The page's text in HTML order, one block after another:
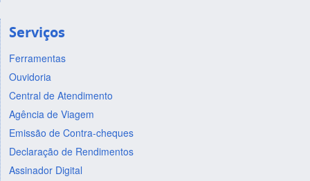
Serviços
Ferramentas
Ouvidoria
Central de Atendimento
Agência de Viagem
Emissão de Contra-cheques
Declaração de Rendimentos
Assinador Digital